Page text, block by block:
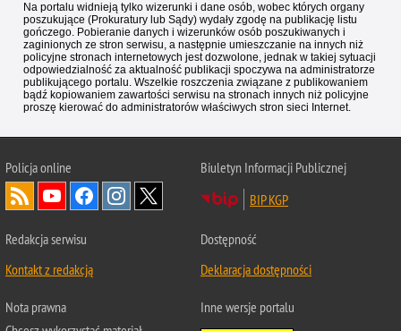
Na portalu widnieją tylko wizerunki i dane osób, wobec których organy
poszukujące (Prokuratury lub Sądy) wydały zgodę na publikację listu
gończego. Pobieranie danych i wizerunków osób poszukiwanych i
zaginionych ze stron serwisu, a następnie umieszczanie na innych niż
policyjne stronach internetowych jest dozwolone, jednak w takiej sytuacji
odpowiedzialność za aktualność publikacji spoczywa na administratorze
publikującego portalu. Wszelkie roszczenia związane z publikowaniem
bądź kopiowaniem zawartości serwisu na stronach innych niż policyjne
proszę kierować do administratorów właściwych stron sieci Internet.
Policjaonline
Biuletyn Informacji Publicznej
BIP KGP
Redakcja serwisu
Kontakt z redakcją
Dostępność
Deklaracja dostępności
Nota prawna
Inne wersje portalu